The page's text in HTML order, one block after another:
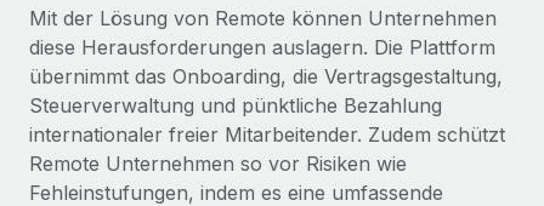
Mobilität und Relocation
Mühelose Relocation von Mitarbeiter:innen
Benefits
Mühelose Verwaltung von Benefits
Reverse Tech auf einen Blick Das Gesundheits- und
Wellness-Startup Reverse Tech hat das globale...
Mehr erfahren
Den Blog erkunden
BLOG
Neues zu Remote-Produkten: Integration mit
Gusto und Zero und Contractor Management
Plus
Mit der Lösung von Remote können Unternehmen
diese Herausforderungen auslagern. Die Plattform
übernimmt das Onboarding, die Vertragsgestaltung,
Steuerverwaltung und pünktliche Bezahlung
internationaler freier Mitarbeitender. Zudem schützt
Remote Unternehmen so vor Risiken wie
Fehleinstufungen, indem es eine umfassende